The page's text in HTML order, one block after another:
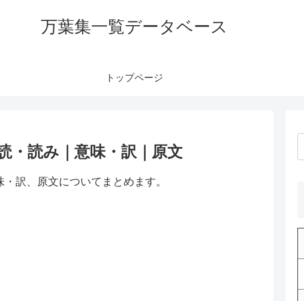
万葉集一覧データベース
トップページ
・読み｜意味・訳｜原文
訳、原文についてまとめます。